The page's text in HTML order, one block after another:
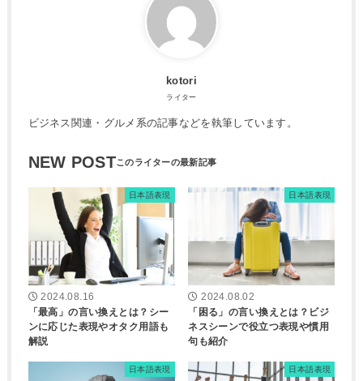
kotori
ライター
ビジネス関連・グルメ系の記事などを執筆しています。
NEW POST
日本語表現
2024.08.16
「最高」の言い換えとは？シー
ンに応じた表現やオタク用語も
解説
日本語表現
2024.08.02
「困る」の言い換えとは？ビジ
ネスシーンで役立つ表現や慣用
句も紹介
日本語表現 日本語表現